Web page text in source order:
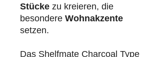
Stücke zu kreieren, die
besondere Wohnakzente
setzen.
Das Shelfmate Charcoal Type